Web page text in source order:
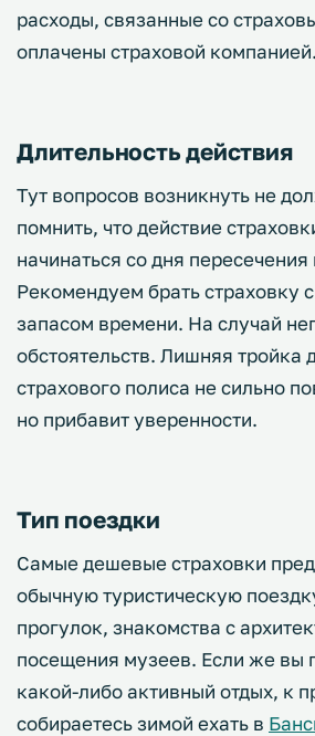
расходы, связанные со
оплачены страховой компанией.
Длительность действия
Тут вопросов возникнуть не
помнить, что действие
начинаться со дня
Рекомендуем брать страховку
запасом времени. На случай
обстоятельств. Лишняя тройка
страхового полиса не сильно
но прибавит уверенности.
Тип поездки
Самые дешевые страховки
обычную туристическую
прогулок, знакомства с
посещения музеев. Если же вы
какой-либо активный отдых, к
собираетесь зимой ехать в